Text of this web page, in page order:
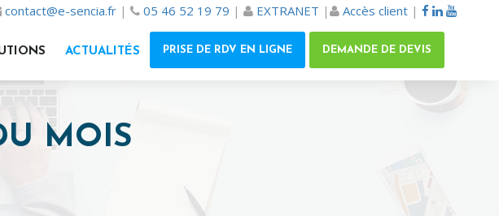
contact@e-sencia.fr | 05 46 52 19 79 | EXTRANET | Accès client |
ACTUALITÉS PRISE DE RDV EN LIGNE DEMANDE DE DEVIS
MOIS